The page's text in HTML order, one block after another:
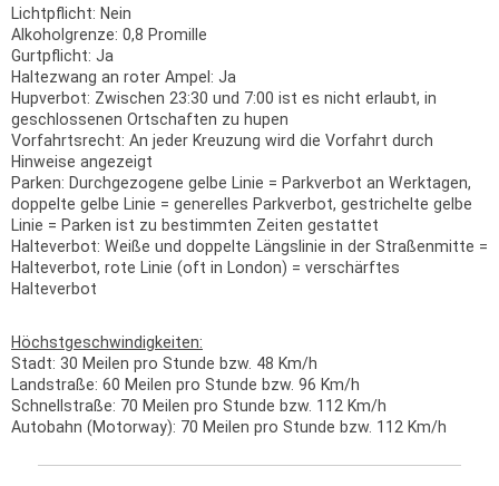
Lichtpflicht: Nein
Alkoholgrenze: 0,8 Promille
Gurtpflicht: Ja
Haltezwang an roter Ampel: Ja
Hupverbot: Zwischen 23:30 und 7:00 ist es nicht erlaubt, in
geschlossenen Ortschaften zu hupen
Vorfahrtsrecht: An jeder Kreuzung wird die Vorfahrt durch
Hinweise angezeigt
Parken: Durchgezogene gelbe Linie = Parkverbot an Werktagen,
doppelte gelbe Linie = generelles Parkverbot, gestrichelte gelbe
Linie = Parken ist zu bestimmten Zeiten gestattet
Halteverbot: Weiße und doppelte Längslinie in der Straßenmitte =
Halteverbot, rote Linie (oft in London) = verschärftes
Halteverbot
Höchstgeschwindigkeiten:
Stadt: 30 Meilen pro Stunde bzw. 48 Km/h
Landstraße: 60 Meilen pro Stunde bzw. 96 Km/h
Schnellstraße: 70 Meilen pro Stunde bzw. 112 Km/h
Autobahn (Motorway): 70 Meilen pro Stunde bzw. 112 Km/h